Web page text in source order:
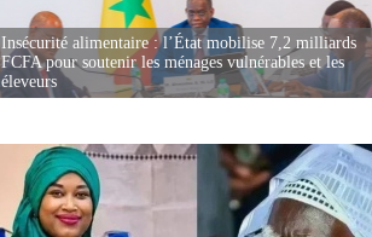
Insécurité alimentaire : l’État mobilise 7,2 milliards
FCFA pour soutenir les ménages vulnérables et les
éleveurs